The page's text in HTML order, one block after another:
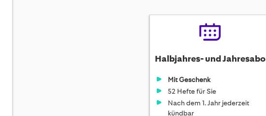
Halbjahres- und Jahresabo
Mit Geschenk
52 Hefte für Sie
Nach dem 1. Jahr jederzeit
kündbar